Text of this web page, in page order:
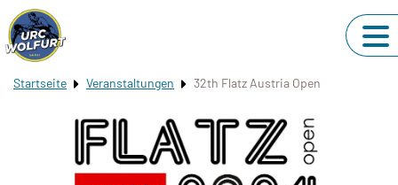
Startseite Veranstaltungen 32th Flatz Austria Open